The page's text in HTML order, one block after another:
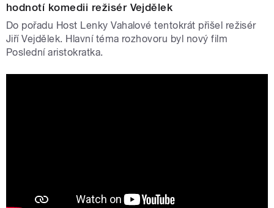
hodnotí komedii režisér Vejdělek
Do pořadu Host Lenky Vahalové tentokrát přišel režisér
Jiří Vejdělek. Hlavní téma rozhovoru byl nový film
Poslední aristokratka.